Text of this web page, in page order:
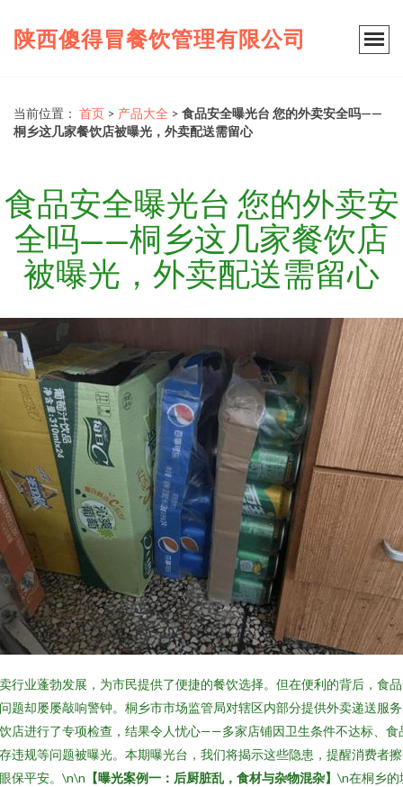
陕西傻得冒餐饮管理有限公司
当前位置： 首页 > 产品大全 > 食品安全曝光台 您的外卖安全吗——
桐乡这几家餐饮店被曝光，外卖配送需留心
食品安全曝光台 您的外卖安
全吗——桐乡这几家餐饮店
被曝光，外卖配送需留心
行业蓬勃发展，为市民提供了便捷的餐饮选择。但在便利的背后，食
题却屡屡敲响警钟。桐乡市市场监管局对辖区内部分提供外卖递送服
店进行了专项检查，结果令人忧心——多家店铺因卫生条件不达标、食
违规等问题被曝光。本期曝光台，我们将揭示这些隐患，提醒消费者
保平安。\n\n 【曝光案例一：后厨脏乱，食材与杂物混杂】 \n在桐乡的